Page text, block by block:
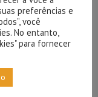
preferências e
você
No entanto,
para fornecer